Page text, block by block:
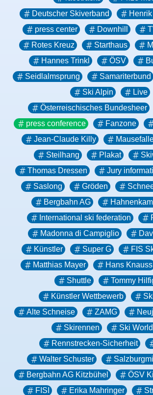
Deutscher Skiverband
press center
Downhill
Rotes Kreuz
Starthaus
Hannes Trinkl
ÖSV
Seidlalmsprung
Samariterbund
Ski Alpin
Live
Österreischisches Bundesheer
press conference
Fanzone
Jean-Claude Killy
Steilhang
Plakat
Thomas Dressen
Jury
Saslong
Gröden
Bergbahn AG
International ski federation
Madonna di Campiglio
Künstler
Super G
FIS
Matthias Mayer
Hans Knauss
Shuttle
Tommy
Künstler Wettbewerb
Alte Schneise
ZAMG
Skirennen
Ski
Rennstrecken-Sicherheit
Walter Schuster
Bergbahn AG Kitzbühel
ÖSV
FISI
Erika Mahringer